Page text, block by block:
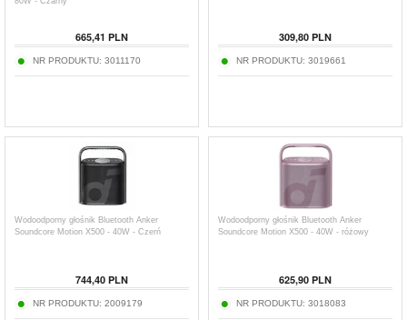
665,41 PLN
NR PRODUKTU: 3011170
309,80 PLN
NR PRODUKTU: 3019661
Wodoodporny głośnik Bluetooth Anker
Soundcore Motion X500 - 40W - Czerń
744,40 PLN
NR PRODUKTU: 2009179
Wodoodporny głośnik Bluetooth Anker
Soundcore Motion X500 - 40W - różowy
625,90 PLN
NR PRODUKTU: 3018083